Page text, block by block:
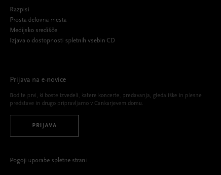
Razpisi
Prosta delovna mesta
Medijsko središče
Izjava o dostopnosti spletnih vsebin CD
Prijava na e-novice
Bodite prvi, ki boste izvedeli, katere koncerte, predavanja, gledališke in plesne
predstave in drugo pripravljamo v Cankarjevem domu.
PRIJAVA
Pogoji uporabe spletne strani